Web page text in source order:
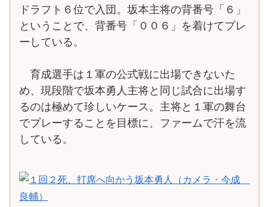
ドラフト６位で入団。坂本主将の背番号「６」
ということで、背番号「００６」を着けてプレ
ーしている。
育成選手は１軍の公式戦に出場できないた
め、現段階で坂本勇人主将と同じ試合に出場す
るのは極めて珍しいケース。主将と１軍の舞台
でプレーすることを目標に、ファームで汗を流
している。